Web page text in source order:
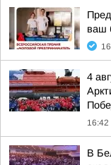
ваш
4
16:42
В